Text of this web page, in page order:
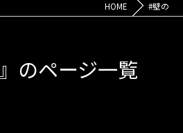
HOME #壁の
のページ一覧